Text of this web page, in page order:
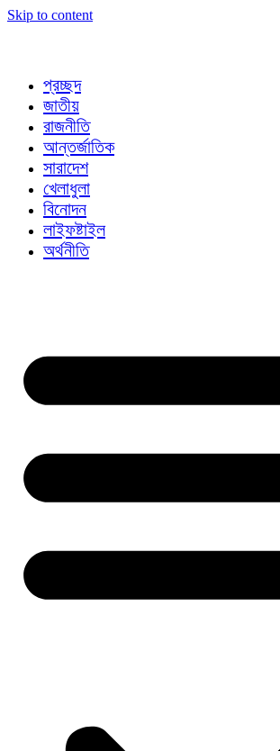
Skip to content
প্রচ্ছদ
জাতীয়
রাজনীতি
আন্তর্জাতিক
সারাদেশ
খেলাধুলা
বিনোদন
লাইফষ্টাইল
অর্থনীতি